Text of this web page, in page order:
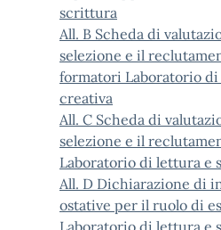
scrittura
All. B Scheda di
selezione e il
formatori Laboratorio
creativa
All. C Scheda di
selezione e il
Laboratorio di lettura e
All. D Dichiarazione di
ostative per il ruolo di
Laboratorio di lettura e